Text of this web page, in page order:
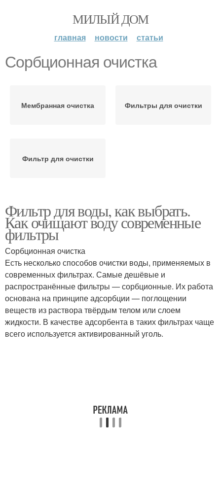
МИЛЫЙ ДОМ
главная новости статьи
Сорбционная очистка
Мембранная очистка Фильтры для очистки
Фильтр для очистки
Фильтр для воды, как выбрать.
Как очищают воду современные
фильтры
Сорбционная очистка
Есть несколько способов очистки воды, применяемых в
современных фильтрах. Самые дешёвые и
распространённые фильтры — сорбционные. Их работа
основана на принципе адсорбции — поглощении
веществ из раствора твёрдым телом или слоем
жидкости. В качестве адсорбента в таких фильтрах чаще
всего используется активированный уголь.